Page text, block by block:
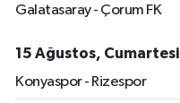
Galatasaray - Çorum FK
15 Ağustos, Cumartesi
Konyaspor - Rizespor